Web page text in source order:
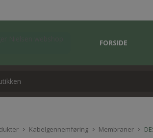
FORSIDE
Kabelgennemføring Membraner